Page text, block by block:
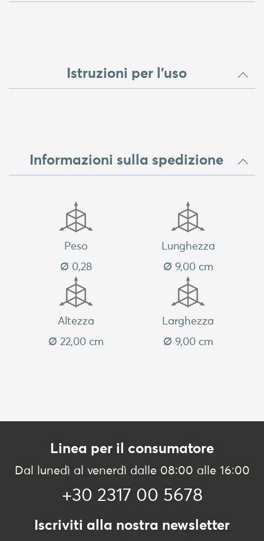
Istruzioni per l'uso
Informazioni sulla spedizione
Peso
Ø 0,28
Lunghezza
Ø 9,00 cm
Altezza
Ø 22,00 cm
Larghezza
Ø 9,00 cm
Linea per il consumatore
Dal lunedì al venerdì dalle 08:00 alle 16:00
+30 2317 00 5678
Iscriviti alla nostra newsletter